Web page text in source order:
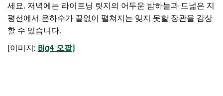
세요. 저녁에는 라이트닝 릿지의 어두운 밤하늘과 드넓은 지
평선에서 은하수가 끝없이 펼쳐지는 잊지 못할 장관을 감상
할 수 있습니다.
[이미지: Big4 오팔]